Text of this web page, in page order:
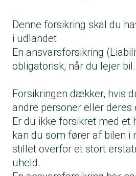
Denne forsikring skal du
i udlandet
En ansvarsforsikring
obligatorisk, når du lejer bil.
Forsikringen dækker, hvis
andre personer eller deres
Er du ikke forsikret med et
kan du som fører af bilen i
stillet overfor et stort
uheld.